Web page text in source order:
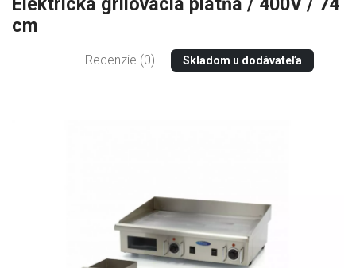
cm
Recenzie (0) Skladom u dodávateľa